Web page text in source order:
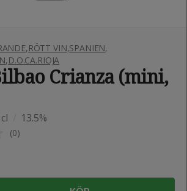
,RÖTT VIN,SPANIEN,
,D.O.CA.RIOJA
Crianza (mini,
13.5%
(0)